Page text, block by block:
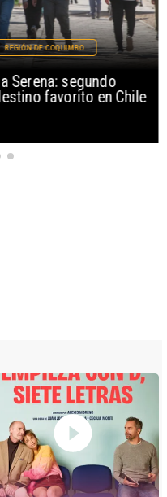
Serena: segundo
favorito en Chile
REGIÓN DE COQUIMBO